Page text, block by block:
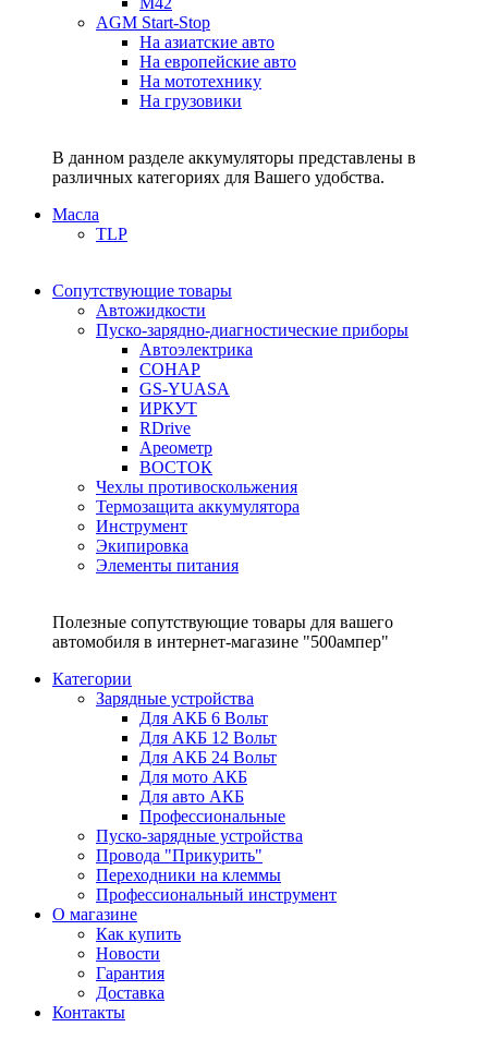
AGM Start-Stop
На азиатские авто
На европейские авто
На мототехнику
На грузовики
В данном разделе аккумуляторы представлены в
различных категориях для Вашего удобства.
Масла
TLP
Сопутствующие товары
Автожидкости
Пуско-зарядно-диагностические приборы
Автоэлектрика
СОНАР
GS-YUASA
ИРКУТ
RDrive
Ареометр
ВОСТОК
Чехлы противоскольжения
Термозащита аккумулятора
Инструмент
Экипировка
Элементы питания
Полезные сопутствующие товары для вашего
автомобиля в интернет-магазине "500ампер"
Категории
Зарядные устройства
Для АКБ 6 Вольт
Для АКБ 12 Вольт
Для АКБ 24 Вольт
Для мото АКБ
Для авто АКБ
Профессиональные
Пуско-зарядные устройства
Провода "Прикурить"
Переходники на клеммы
Профессиональный инструмент
О магазине
Как купить
Новости
Гарантия
Доставка
Контакты